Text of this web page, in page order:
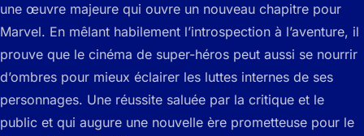
une œuvre majeure qui ouvre un nouveau chapitre pour
Marvel. En mêlant habilement l’introspection à l’aventure, il
prouve que le cinéma de super-héros peut aussi se nourrir
d’ombres pour mieux éclairer les luttes internes de ses
personnages. Une réussite saluée par la critique et le
public et qui augure une nouvelle ère prometteuse pour le